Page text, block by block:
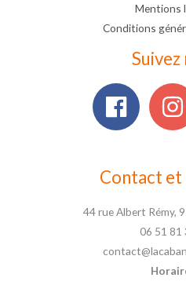
Mentions
Conditions
Suivez
Contact et
44 rue Albert Rémy,
06 51 81